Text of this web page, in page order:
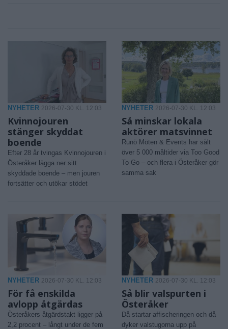
NYHETER 2026-07-30 KL. 12:03
Kvinnojouren
stänger skyddat
boende
Efter 28 år tvingas Kvinnojouren i
Österåker lägga ner sitt
skyddade boende – men jouren
fortsätter och utökar stödet
NYHETER 2026-07-30 KL. 12:03
Så minskar lokala
aktörer matsvinnet
Runö Möten & Events har sålt
över 5 000 måltider via Too Good
To Go – och flera i Österåker gör
samma sak
NYHETER 2026-07-30 KL. 12:03
För få enskilda
avlopp åtgärdas
Österåkers åtgärdstakt ligger på
2,2 procent – långt under de fem
NYHETER 2026-07-30 KL. 12:03
Så blir valspurten i
Österåker
Då startar affischeringen och då
dyker valstugorna upp på